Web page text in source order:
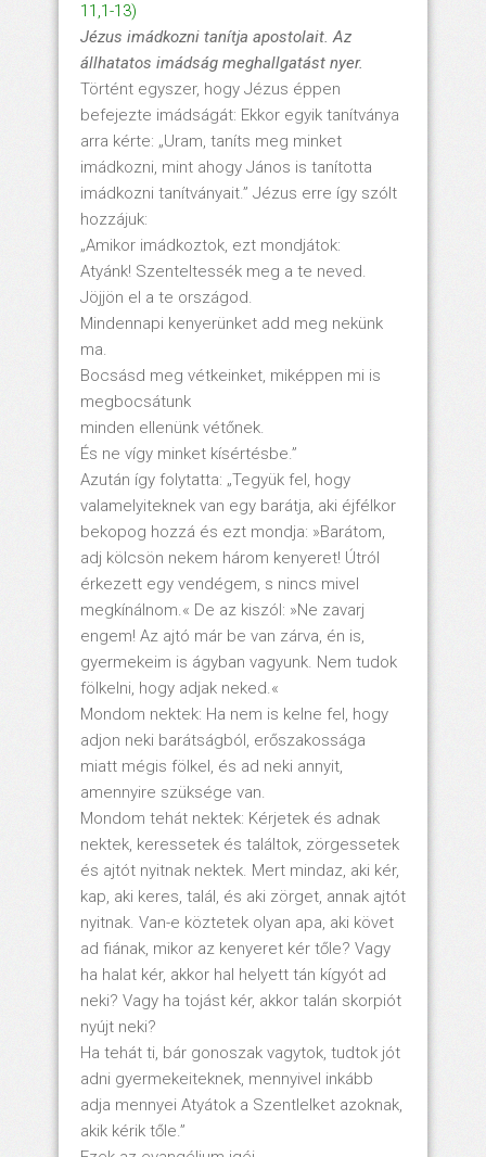
11,1-13)
Jézus imádkozni tanítja apostolait. Az
állhatatos imádság meghallgatást nyer.
Történt egyszer, hogy Jézus éppen
befejezte imádságát: Ekkor egyik tanítványa
arra kérte: „Uram, taníts meg minket
imádkozni, mint ahogy János is tanította
imádkozni tanítványait.” Jézus erre így szólt
hozzájuk:
„Amikor imádkoztok, ezt mondjátok:
Atyánk! Szenteltessék meg a te neved.
Jöjjön el a te országod.
Mindennapi kenyerünket add meg nekünk
ma.
Bocsásd meg vétkeinket, miképpen mi is
megbocsátunk
minden ellenünk vétőnek.
És ne vígy minket kísértésbe.”
Azután így folytatta: „Tegyük fel, hogy
valamelyiteknek van egy barátja, aki éjfélkor
bekopog hozzá és ezt mondja: »Barátom,
adj kölcsön nekem három kenyeret! Útról
érkezett egy vendégem, s nincs mivel
megkínálnom.« De az kiszól: »Ne zavarj
engem! Az ajtó már be van zárva, én is,
gyermekeim is ágyban vagyunk. Nem tudok
fölkelni, hogy adjak neked.«
Mondom nektek: Ha nem is kelne fel, hogy
adjon neki barátságból, erőszakossága
miatt mégis fölkel, és ad neki annyit,
amennyire szüksége van.
Mondom tehát nektek: Kérjetek és adnak
nektek, keressetek és találtok, zörgessetek
és ajtót nyitnak nektek. Mert mindaz, aki kér,
kap, aki keres, talál, és aki zörget, annak ajtót
nyitnak. Van-e köztetek olyan apa, aki követ
ad fiának, mikor az kenyeret kér tőle? Vagy
ha halat kér, akkor hal helyett tán kígyót ad
neki? Vagy ha tojást kér, akkor talán skorpiót
nyújt neki?
Ha tehát ti, bár gonoszak vagytok, tudtok jót
adni gyermekeiteknek, mennyivel inkább
adja mennyei Atyátok a Szentlelket azoknak,
akik kérik tőle.”